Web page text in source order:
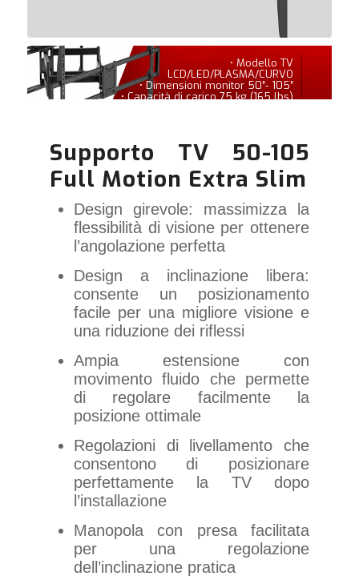
• Modello TV
LCD/LED/PLASMA/CURVO
• Dimensioni monitor 50″- 105″
• Capacità di carico 75 kg (165 lbs)
Supporto TV 50-105
Full Motion Extra Slim
Design girevole: massimizza la
flessibilità di visione per ottenere
l’angolazione perfetta
Design a inclinazione libera:
consente un posizionamento
facile per una migliore visione e
una riduzione dei riflessi
Ampia estensione con
movimento fluido che permette
di regolare facilmente la
posizione ottimale
Regolazioni di livellamento che
consentono di posizionare
perfettamente la TV dopo
l’installazione
Manopola con presa facilitata
per una regolazione
dell’inclinazione pratica